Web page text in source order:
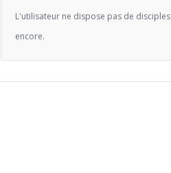
L'utilisateur ne dispose pas de disciples
encore.